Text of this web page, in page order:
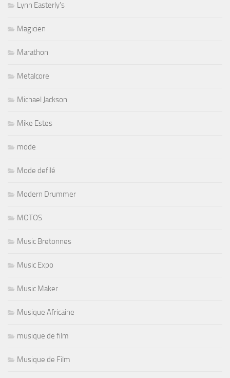
Lynn Easterly's
Magicien
Marathon
Metalcore
Michael Jackson
Mike Estes
mode
Mode defilé
Modern Drummer
MOTOS
Music Bretonnes
Music Expo
Music Maker
Musique Africaine
musique de film
Musique de Film